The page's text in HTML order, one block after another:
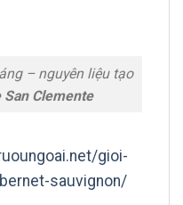
– nguyên liệu tạo
Clemente
gioi-
sauvignon/